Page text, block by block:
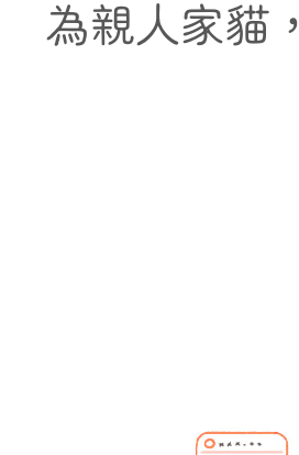
為親人家貓